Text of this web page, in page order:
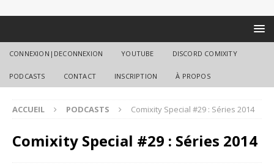
CONNEXION|DECONNEXION YOUTUBE DISCORD COMIXITY
PODCASTS CONTACT INSCRIPTION À PROPOS
ACCUEIL PODCASTS Comixity Special #29 : Séries 2014
Comixity Special #29 : Séries 2014